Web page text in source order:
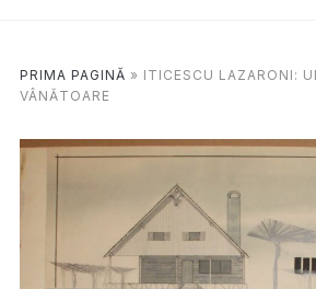
PRIMA PAGINĂ » ITICESCU LAZARONI:
VÂNĂTOARE